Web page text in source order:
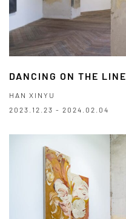
DANCING ON THE LINE
HAN XINYU
2023.12.23 - 2024.02.04